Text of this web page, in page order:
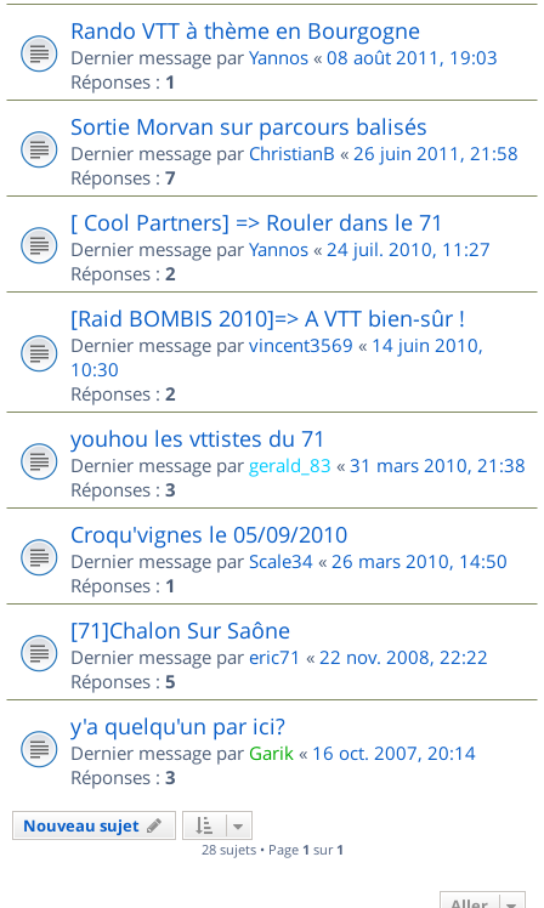
Rando VTT à thème en Bourgogne
Dernier message par Yannos « 08 août 2011, 19:03
Réponses : 1
Sortie Morvan sur parcours balisés
Dernier message par ChristianB « 26 juin 2011, 21:58
Réponses : 7
[ Cool Partners] => Rouler dans le 71
Dernier message par Yannos « 24 juil. 2010, 11:27
Réponses : 2
[Raid BOMBIS 2010]=> A VTT bien-sûr !
Dernier message par vincent3569 « 14 juin 2010,
10:30
Réponses : 2
youhou les vttistes du 71
Dernier message par gerald_83 « 31 mars 2010, 21:38
Réponses : 3
Croqu'vignes le 05/09/2010
Dernier message par Scale34 « 26 mars 2010, 14:50
Réponses : 1
[71]Chalon Sur Saône
Dernier message par eric71 « 22 nov. 2008, 22:22
Réponses : 5
y'a quelqu'un par ici?
Dernier message par Garik « 16 oct. 2007, 20:14
Réponses : 3
Nouveau sujet
28 sujets • Page 1 sur 1